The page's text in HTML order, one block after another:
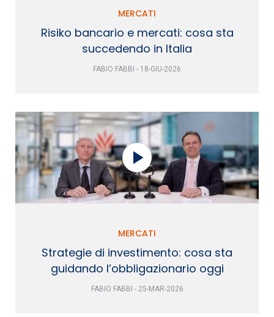
MERCATI
Risiko bancario e mercati: cosa sta
succedendo in Italia
FABIO FABBI - 18-GIU-2026
MERCATI
Strategie di investimento: cosa sta
guidando l’obbligazionario oggi
FABIO FABBI - 25-MAR-2026